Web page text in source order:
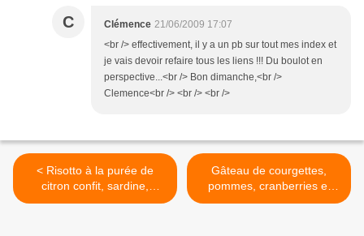
C Clémence 21/06/2009 17:07
<br /> effectivement, il y a un pb sur tout mes index et
je vais devoir refaire tous les liens !!! Du boulot en
perspective...<br /> Bon dimanche,<br />
Clemence<br /> <br /> <br />
< Risotto à la purée de
citron confit, sardine,
coriandre
Gâteau de courgettes,
pommes, cranberries et
chèvre >